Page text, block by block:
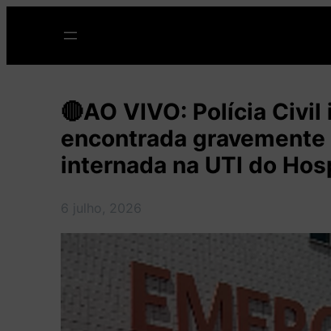
o
🔴AO VIVO: Polícia
encontrada
internada na UTI do
6 julho, 2026